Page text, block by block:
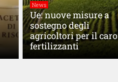
News
Ue: nuove misure a
sostegno degli
agricoltori per il caro
fertilizzanti